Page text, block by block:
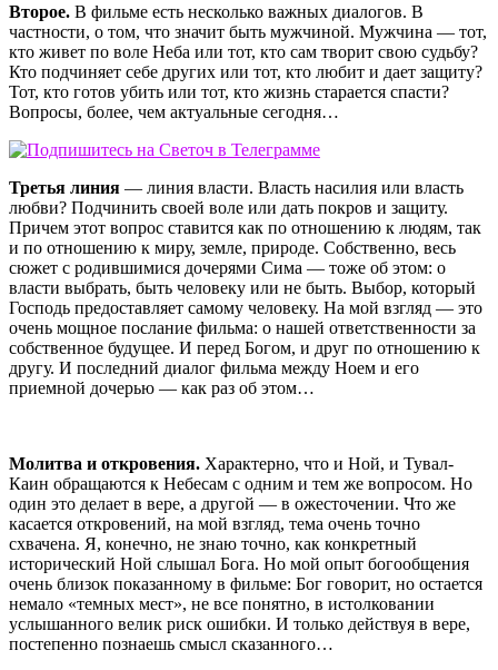
Второе. В фильме есть несколько важных диалогов. В
частности, о том, что значит быть мужчиной. Мужчина — тот,
кто живет по воле Неба или тот, кто сам творит свою судьбу?
Кто подчиняет себе других или тот, кто любит и дает защиту?
Тот, кто готов убить или тот, кто жизнь старается спасти?
Вопросы, более, чем актуальные сегодня…
Третья линия — линия власти. Власть насилия или власть
любви? Подчинить своей воле или дать покров и защиту.
Причем этот вопрос ставится как по отношению к людям, так
и по отношению к миру, земле, природе. Собственно, весь
сюжет с родившимися дочерями Сима — тоже об этом: о
власти выбрать, быть человеку или не быть. Выбор, который
Господь предоставляет самому человеку. На мой взгляд — это
очень мощное послание фильма: о нашей ответственности за
собственное будущее. И перед Богом, и друг по отношению к
другу. И последний диалог фильма между Ноем и его
приемной дочерью — как раз об этом…
Молитва и откровения. Характерно, что и Ной, и Тувал-
Каин обращаются к Небесам с одним и тем же вопросом. Но
один это делает в вере, а другой — в ожесточении. Что же
касается откровений, на мой взгляд, тема очень точно
схвачена. Я, конечно, не знаю точно, как конкретный
исторический Ной слышал Бога. Но мой опыт богообщения
очень близок показанному в фильме: Бог говорит, но остается
немало «темных мест», не все понятно, в истолковании
услышанного велик риск ошибки. И только действуя в вере,
постепенно познаешь смысл сказанного…